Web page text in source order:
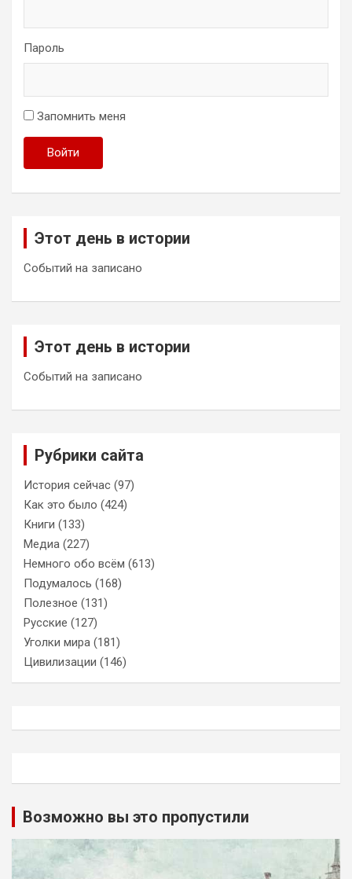
Пароль
Запомнить меня
Войти
Этот день в истории
Событий на записано
Этот день в истории
Событий на записано
Рубрики сайта
История сейчас (97)
Как это было (424)
Книги (133)
Медиа (227)
Немного обо всём (613)
Подумалось (168)
Полезное (131)
Русские (127)
Уголки мира (181)
Цивилизации (146)
Возможно вы это пропустили